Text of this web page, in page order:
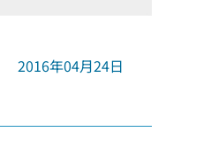
2016年04月24日